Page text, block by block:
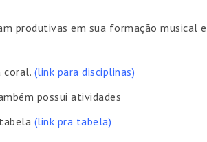
produtivas em sua formação musical
coral. (link para disciplinas)
possui atividades
(link pra tabela)